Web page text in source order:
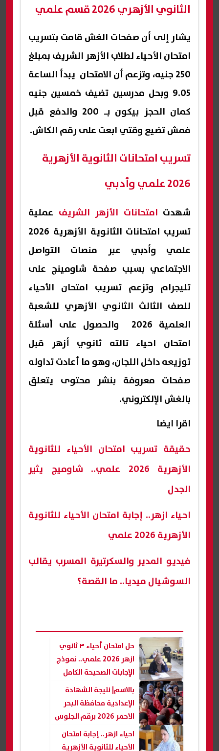
الثانوي الأزهري 2026 قسم علمي
يشار إلى أن صفحات الغش قامت بتسريب
امتحان الأحياء لطلاب الأزهر الشريف بمبلغ
250 جنيه، وتزعم أن الامتحان يبدأ الساعة
9.05 وبحل مدرسين تضيف خمسين جنيه
كمان الحجز بيكون بـ 200 والدفع قبل
فمش تضيع وقتي ابعت على رقم الكاش.
تسريب امتحانات الثانوية الأزهرية
2026 علمي وأدبي
شهدت امتحانات الأزهر الشريف عملية
تسريب امتحانات الثانوية الأزهرية 2026
علمي وأدبي عبر منصات التواصل
الاجتماعي بسبب صفحة شاومينج على
تليجرام وتزعم تسريب امتحان الأحياء
للصف الثالث الثانوي الأزهري للشعبة
العلمية 2026 والحصول على أسئلة
امتحان احياء تالته ثانوي أزهر قبل
توزيعه داخل اللجان، وهو ما أعادت تداوله
صفحات معروفة بنشر محتوى يتعلق
بالغش الإلكتروني.
اقرا ايضا
حقيقة تسريب امتحان الأحياء للثانوية
الأزهرية 2026 علمي.. شاوميج يثير
الجدل
احياء ازهر.. إجابة امتحان الأحياء للثانوية
الأزهرية 2026 علمي
فيديو المدير والسكرتيرة المسرب يقالب
السوشيال ميديا.. ما القصة؟
حل امتحان أحياء ٣ ثانوي
ازهر 2026 علمي.. نموذج
الإجابات الصحيحة الكامل
بالاسم| نتيجة الشهادة
الإعدادية محافظة البحر
الأحمر 2026 برقم الجلوس
بصيغة pdf
احياء ازهر.. إجابة امتحان
الأحياء للثانوية الأزهرية